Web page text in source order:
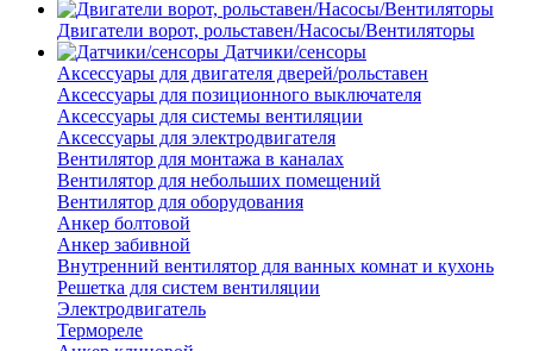
Двигатели ворот, рольставен/Насосы/Вентиляторы
Датчики/сенсоры
Аксессуары для двигателя дверей/рольставен
Аксессуары для позиционного выключателя
Аксессуары для системы вентиляции
Аксессуары для электродвигателя
Вентилятор для монтажа в каналах
Вентилятор для небольших помещений
Вентилятор для оборудования
Анкер болтовой
Анкер забивной
Внутренний вентилятор для ванных комнат и кухонь
Решетка для систем вентиляции
Электродвигатель
Термореле